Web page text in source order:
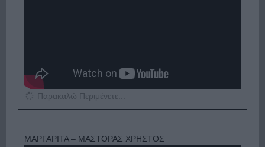
Παρακαλώ Περιμένετε...
ΜΑΡΓΑΡΙΤΑ – ΜΑΣΤΟΡΑΣ ΧΡΗΣΤΟΣ